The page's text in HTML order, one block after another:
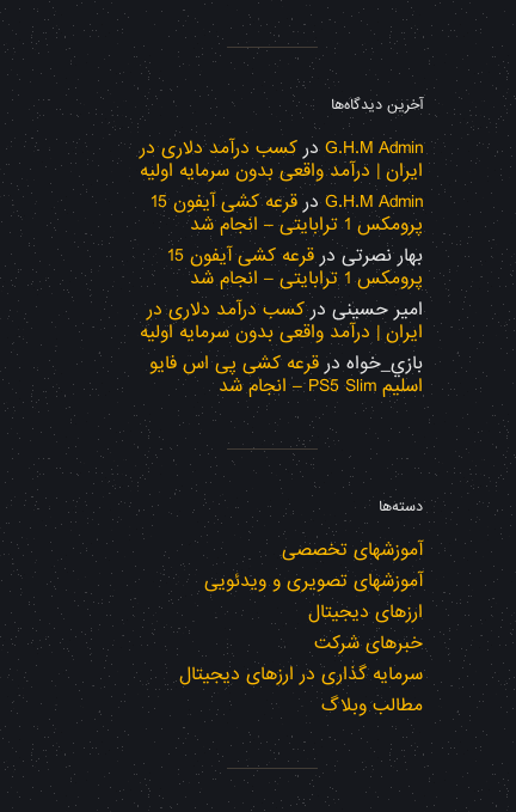
آخرین دیدگاه‌ها
G.H.M Adminدر کسب درآمد دلاری در
ایران | درآمد واقعی بدون سرمایه اولیه
G.H.M Adminدر قرعه کشی آیفون 15
پرومکس 1 ترابایتی – انجام شد
بهار نصرتی در قرعه کشی آیفون 15
پرومکس 1 ترابایتی – انجام شد
امیر حسینی درکسب درآمد دلاری در
ایران | درآمد واقعی بدون سرمایه اولیه
بازي_خواه در قرعه کشی پی اس فایو
اسلیم PS5 Slim – انجام شد
دسته‌ها
آموزشهای تخصصی
آموزشهای تصویری و ویدئویی
ارزهای دیجیتال
خبرهای شرکت
سرمایه گذاری در ارزهای دیجیتال
مطالب وبلاگ